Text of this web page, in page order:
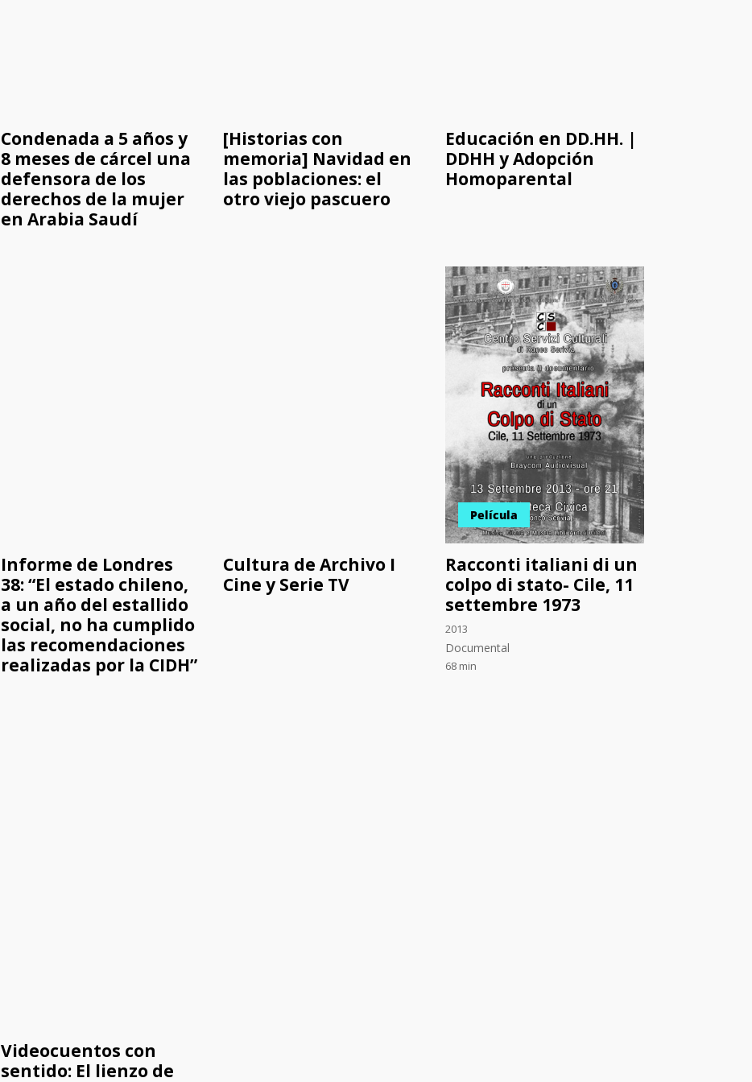
Condenada a 5 años y
8 meses de cárcel una
defensora de los
derechos de la mujer
en Arabia Saudí
[Historias con
memoria] Navidad en
las poblaciones: el
otro viejo pascuero
Educación en DD.HH. |
DDHH y Adopción
Homoparental
Informe de Londres
38: “El estado chileno,
a un año del estallido
social, no ha cumplido
las recomendaciones
realizadas por la CIDH”
Cultura de Archivo I
Cine y Serie TV
Película
Racconti italiani di un
colpo di stato- Cile, 11
settembre 1973
2013
Documental
68 min
Videocuentos con
sentido: El lienzo de